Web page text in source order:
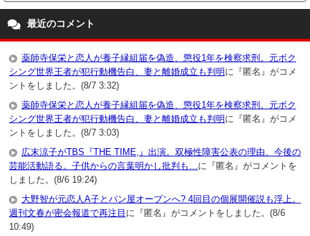
最近のコメント
薬師寺保栄と恋人が養子縁組届を偽造、懲役1年を検察求刑。元ボク
シング世界王者が犯行動機告白、妻と離婚成立も判明 に『匿名』がコメ
ントをしました。(8/7 3:32)
薬師寺保栄と恋人が養子縁組届を偽造、懲役1年を検察求刑。元ボク
シング世界王者が犯行動機告白、妻と離婚成立も判明 に『匿名』がコメ
ントをしました。(8/7 3:03)
広末涼子がTBS『THE TIME,』出演。双極性障害公表の理由、今後の
芸能活動語る。子供からの言葉明かし批判も…に『匿名』がコメントを
しました。(8/6 19:24)
大野智が元恋人A子とパン屋オープンへ? 4回目の個展開催説も浮上。
週刊文春が密会報道で再注目 に『匿名』がコメントをしました。(8/6
10:49)